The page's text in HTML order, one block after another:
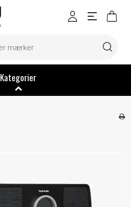
Kategorier